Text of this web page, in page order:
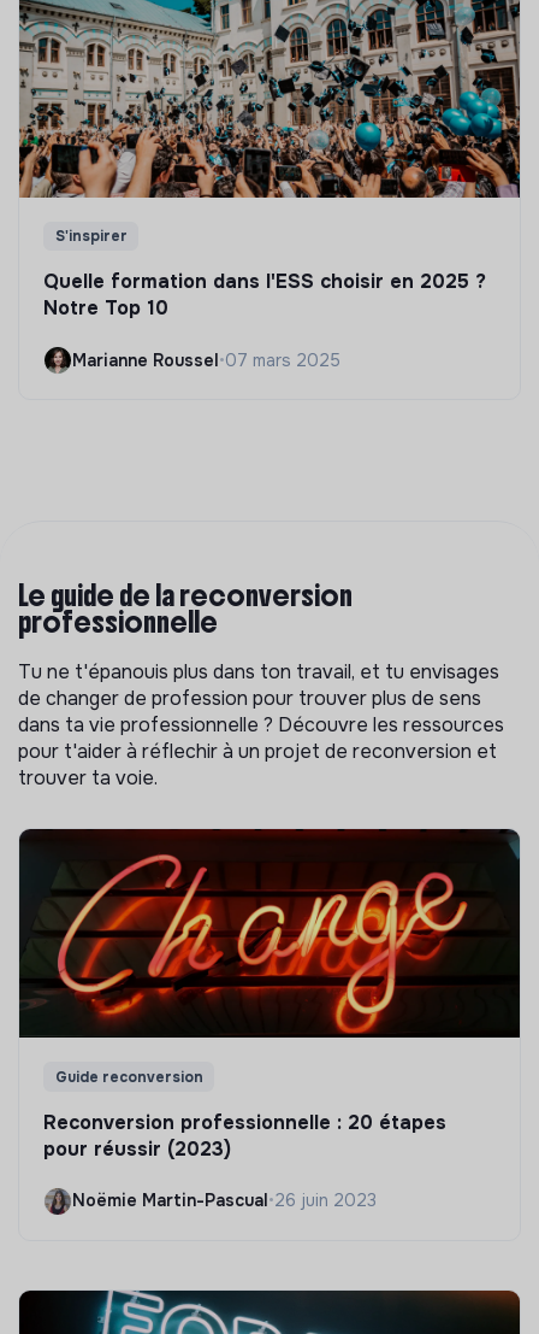
S'inspirer
Quelle formation dans l'ESS choisir en 2025 ?
Notre Top 10
Marianne Roussel•07 mars 2025
Le guide de la reconversion
professionnelle
Tu ne t'épanouis plus dans ton travail, et tu envisages
de changer de profession pour trouver plus de sens
dans ta vie professionnelle ? Découvre les ressources
pour t'aider à réflechir à un projet de reconversion et
trouver ta voie.
Guide reconversion
Reconversion professionnelle : 20 étapes
pour réussir (2023)
Noëmie Martin-Pascual •26 juin 2023